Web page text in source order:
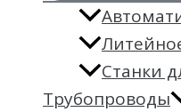
Станки
Трубопроводы